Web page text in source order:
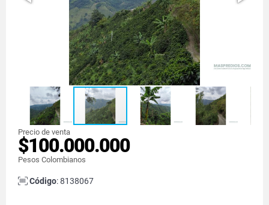
Precio de venta
$100.000.000
Pesos Colombianos
Código: 8138067